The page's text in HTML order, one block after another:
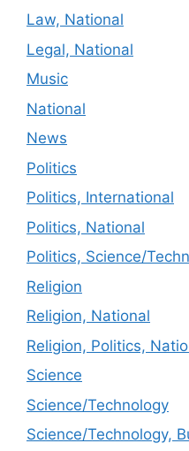
Law, National
Legal, National
Music
National
News
Politics
Politics, International
Politics, National
Politics, Science/
Religion
Religion, National
Religion, Politics,
Science
Science/Technology
Science/Technology,